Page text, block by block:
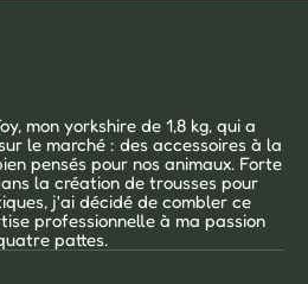
mon yorkshire de 1,8 kg, qui a
le marché : des accessoires à la
pensés pour nos animaux. Forte
la création de trousses pour
j'ai décidé de combler ce
professionnelle à ma passion
pattes.